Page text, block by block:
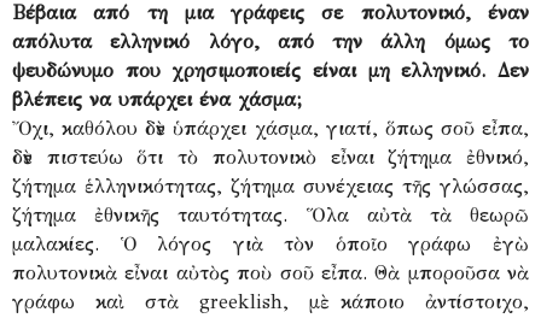
Βέβαια από τη μια γράφεις σε πολυτονικό, έναν
απόλυτα ελληνικό λόγο, από την άλλη όμως το
ψευδώνυμο που χρησιμοποιείς είναι μη ελληνικό. Δεν
βλέπεις να υπάρχει ένα χάσμα;
Ὄχι, καθόλου δὲν ὑπάρχει χάσμα, γιατί, ὅπως σοῦ εἶπα,
δὲν πιστεύω ὅτι τὸ πολυτονικὸ εἶναι ζήτημα ἐθνικό,
ζήτημα ἑλληνικότητας, ζήτημα συνέχειας τῆς γλώσσας,
ζήτημα ἐθνικῆς ταυτότητας. Ὅλα αὐτὰ τὰ θεωρῶ
μαλακίες. Ὁ λόγος γιὰ τὸν ὁποῖο γράφω ἐγὼ
πολυτονικὰ εἶναι αὐτὸς ποὺ σοῦ εἶπα. Θὰ μποροῦσα νὰ
γράφω καὶ στὰ greeklish, μὲ κάποιο ἀντίστοιχο,